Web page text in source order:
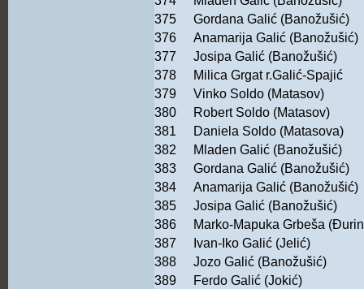
375
Gordana Galić (Banožušić)
376
Anamarija Galić (Banožušić)
377
Josipa Galić (Banožušić)
378
Milica Grgat r.Galić-Spajić
379
Vinko Soldo (Matasov)
380
Robert Soldo (Matasov)
381
Daniela Soldo (Matasova)
382
Mladen Galić (Banožušić)
383
Gordana Galić (Banožušić)
384
Anamarija Galić (Banožušić)
385
Josipa Galić (Banožušić)
386
Marko-Mapuka Grbeša
387
Ivan-Iko Galić (Jelić)
388
Jozo Galić (Banožušić)
389
Ferdo Galić (Jokić)